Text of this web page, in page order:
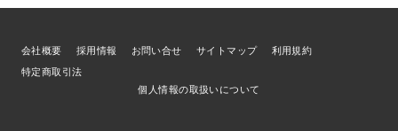
会社概要 採用情報 お問い合せ サイトマップ
利用規約
特定商取引法
個人情報の取扱いについて